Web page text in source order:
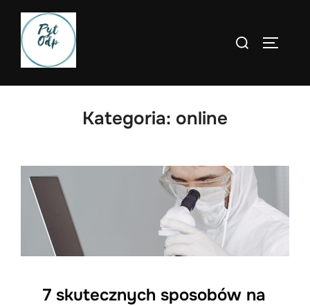
Skip
content
Search
Kategoria: online
7 skutecznych sposobów na